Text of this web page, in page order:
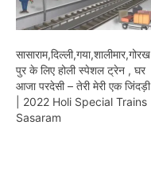
सासाराम,दिल्ली,गया,शालीमार,गोरख
पुर के लिए होली स्पेशल ट्रेन , घर
आजा परदेसी – तेरी मेरी एक जिंदड़ी
| 2022 Holi Special Trains
Sasaram